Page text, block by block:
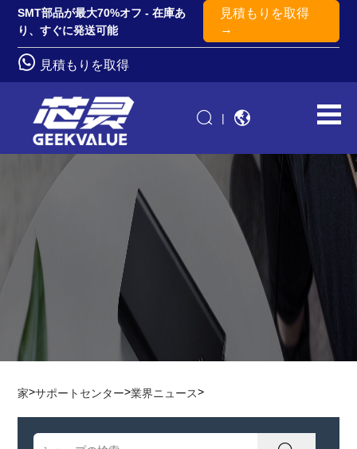
SMT部品が最大70%オフ - 在庫あ
り、すぐに発送可能
見積もりを取得
→
見積もりを取得
|
家>サポートセンター>業界ニュース>